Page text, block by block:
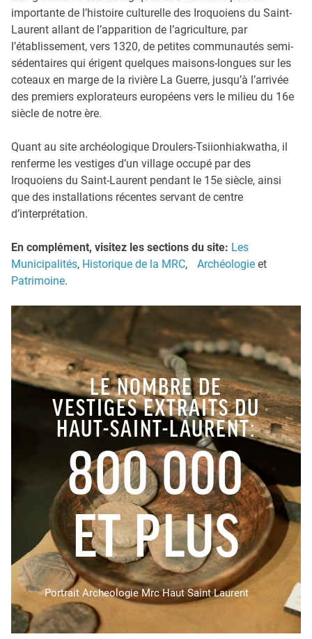
importante de l’histoire culturelle des Iroquoiens du Saint-
Laurent allant de l’apparition de l’agriculture, par
l’établissement, vers 1320, de petites communautés semi-
sédentaires qui érigent quelques maisons-longues sur les
coteaux en marge de la rivière La Guerre, jusqu’à l’arrivée
des premiers explorateurs européens vers le milieu du 16e
siècle de notre ère.
Quant au site archéologique Droulers-Tsiionhiakwatha, il
renferme les vestiges d’un village occupé par des
Iroquoiens du Saint-Laurent pendant le 15e siècle, ainsi
que des installations récentes servant de centre
d’interprétation.
En complément, visitez les sections du site: Les
Municipalités, Historique de la MRC, Archéologieet
Patrimoine.
LE NOMBRE DE
VESTIGES EXTRAITS DU
HAUT-SAINT-LAURENT:
800 000
ET PLUS
Portrait Archeologie Mrc Haut Saint Laurent